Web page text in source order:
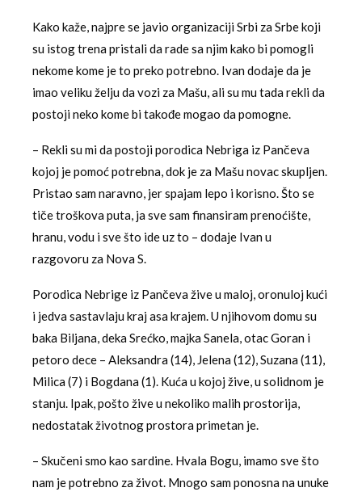
Kako kaže, najpre se javio organizaciji Srbi za Srbe koji
su istog trena pristali da rade sa njim kako bi pomogli
nekome kome je to preko potrebno. Ivan dodaje da je
imao veliku želju da vozi za Mašu, ali su mu tada rekli da
postoji neko kome bi takođe mogao da pomogne.
– Rekli su mi da postoji porodica Nebriga iz Pančeva
kojoj je pomoć potrebna, dok je za Mašu novac skupljen.
Pristao sam naravno, jer spajam lepo i korisno. Što se
tiče troškova puta, ja sve sam finansiram prenoćište,
hranu, vodu i sve što ide uz to – dodaje Ivan u
razgovoru za Nova S.
Porodica Nebrige iz Pančeva žive u maloj, oronuloj kući
i jedva sastavlaju kraj asa krajem. U njihovom domu su
baka Biljana, deka Srećko, majka Sanela, otac Goran i
petoro dece – Aleksandra (14), Jelena (12), Suzana (11),
Milica (7) i Bogdana (1). Kuća u kojoj žive, u solidnom je
stanju. Ipak, pošto žive u nekoliko malih prostorija,
nedostatak životnog prostora primetan je.
– Skučeni smo kao sardine. Hvala Bogu, imamo sve što
nam je potrebno za život. Mnogo sam ponosna na unuke